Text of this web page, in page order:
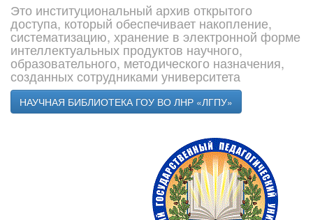
Это институциональный архив открытого
доступа, который обеспечивает накопление,
систематизацию, хранение в электронной форме
интеллектуальных продуктов научного,
образовательного, методического назначения,
созданных сотрудниками университета
НАУЧНАЯ БИБЛИОТЕКА ГОУ ВО ЛНР «ЛГПУ»